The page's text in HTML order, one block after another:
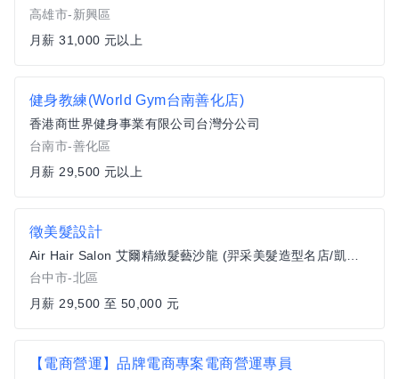
高雄市-新興區
月薪 31,000 元以上
健身教練(World Gym台南善化店)
香港商世界健身事業有限公司台灣分公司
台南市-善化區
月薪 29,500 元以上
徵美髮設計
台中市-北區
月薪 29,500 至 50,000 元
【電商營運】品牌電商專案電商營運專員